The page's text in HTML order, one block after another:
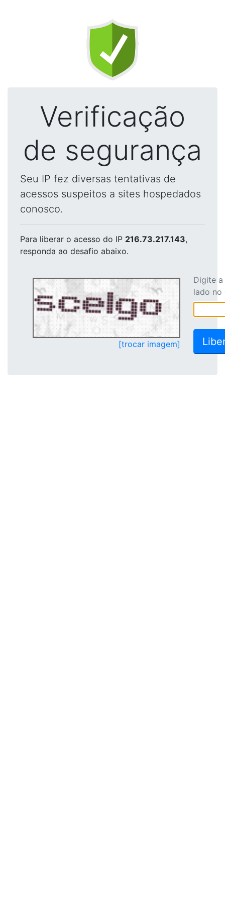
Verificação
de segurança
Seu IP fez diversas tentativas de
acessos suspeitos a sites hospedados
conosco.
Para liberar o acesso do IP 216.73.217.143,
responda ao desafio abaixo.
[trocar imagem]
Digite
lado no